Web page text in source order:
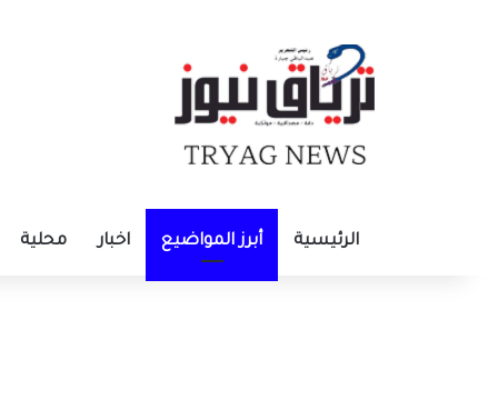
الرئيسية أبرز المواضيع اخبار محلية